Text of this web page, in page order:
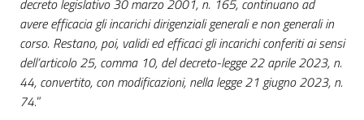
decreto legislativo 30 marzo 2001, n. 165, continuano ad
avere efficacia gli incarichi dirigenziali generali e non generali in
corso. Restano, poi, validi ed efficaci gli incarichi conferiti ai sensi
dell’articolo 25, comma 10, del decreto-legge 22 aprile 2023, n.
44, convertito, con modificazioni, nella legge 21 giugno 2023, n.
74.”